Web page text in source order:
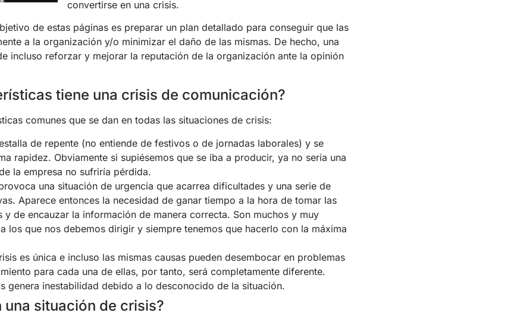
convertirse en una crisis.
de estas páginas es preparar un plan detallado para conseguir que las
a la organización y/o minimizar el daño de las mismas. De hecho, una
incluso reforzar y mejorar la reputación de la organización ante la opinión
tiene una crisis de comunicación?
comunes que se dan en todas las situaciones de crisis:
de repente (no entiende de festivos o de jornadas laborales) y se
rapidez. Obviamente si supiésemos que se iba a producir, ya no sería una
la empresa no sufriría pérdida.
una situación de urgencia que acarrea dificultades y una serie de
Aparece entonces la necesidad de ganar tiempo a la hora de tomar las
y de encauzar la información de manera correcta. Son muchos y muy
los que nos debemos dirigir y siempre tenemos que hacerlo con la máxima
es única e incluso las mismas causas pueden desembocar en problemas
para cada una de ellas, por tanto, será completamente diferente.
genera inestabilidad debido a lo desconocido de la situación.
situación de crisis?